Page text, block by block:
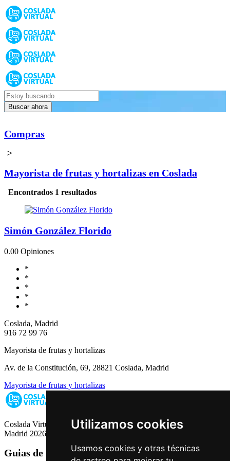
Utilizamos cookies
Usamos cookies y otras técnicas
Buscar ahora
Compras
>
Mayorista de frutas y hortalizas en Coslada
Encontrados 1 resultados
Simón González Florido
0.00 Opiniones
*
*
*
*
*
Coslada, Madrid
916 72 99 76
Mayorista de frutas y hortalizas
Av. de la Constitución, 69, 28821 Coslada, Madrid
Mayorista de frutas y hortalizas
Coslada Virtual: Guia de Empresas, Ocio y Servicios de Coslada,
Madrid 2026
Guias de Ciudades